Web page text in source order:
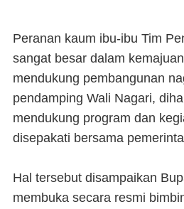
Peranan kaum ibu-ibu Tim
sangat besar dalam
mendukung pembangunan
pendamping Wali Nagari,
mendukung program dan
disepakati bersama
Hal tersebut disampaikan
membuka secara resmi